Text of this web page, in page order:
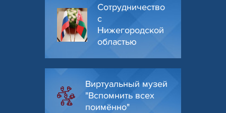
Сотрудничество
с
Нижегородской
областью
Виртуальный музей
"Вспомнить всех
поимённо"